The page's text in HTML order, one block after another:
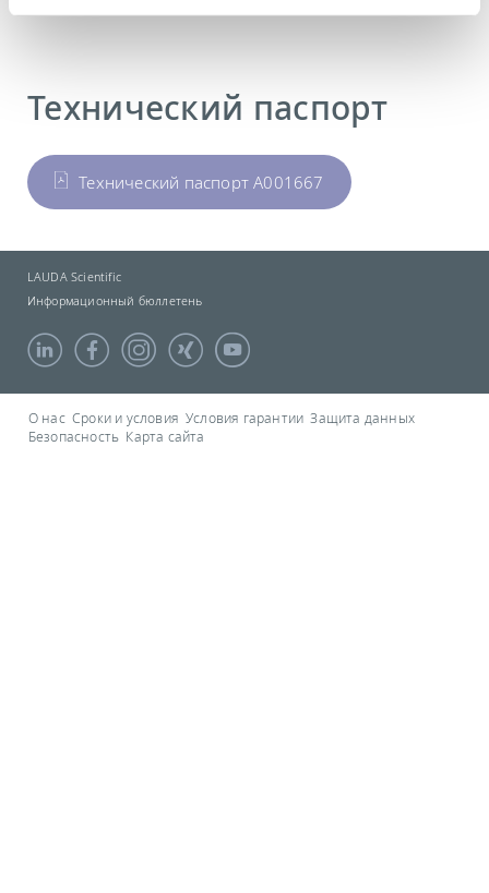
Технический паспорт
Технический паспорт A001667
LAUDA Scientific
Информационный бюллетень
О нас Сроки и условия Условия гарантии Защита данных
Безопасность Карта сайта